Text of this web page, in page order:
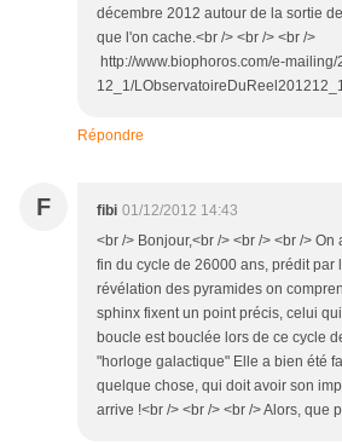
décembre 2012 autour de la sortie
que l'on cache.<br /> <br /> <br />
http://www.biophoros.com/e-mailing/
12_1/
Répondre
F fibi 01/12/2012 14:43
<br /> Bonjour,<br /> <br /> <br />
fin du cycle de 26000 ans, prédit par
révélation des pyramides on
sphinx fixent un point précis, celui
boucle est bouclée lors de ce cycle
"horloge galactique" Elle a bien été
quelque chose, qui doit avoir son
arrive !<br /> <br /> <br /> Alors, que